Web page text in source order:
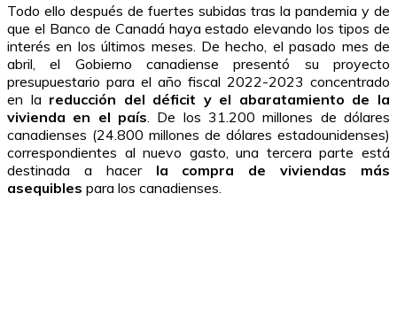
Todo ello después de fuertes subidas tras la pandemia y de
que el Banco de Canadá haya estado elevando los tipos de
interés en los últimos meses. De hecho, el pasado mes de
abril, el Gobierno canadiense presentó su proyecto
presupuestario para el año fiscal 2022-2023 concentrado
en la reducción del déficit y el abaratamiento de la
vivienda en el país . De los 31.200 millones de dólares
canadienses (24.800 millones de dólares estadounidenses)
correspondientes al nuevo gasto, una tercera parte está
destinada a hacerla compra de viviendas más
asequibles para los canadienses.